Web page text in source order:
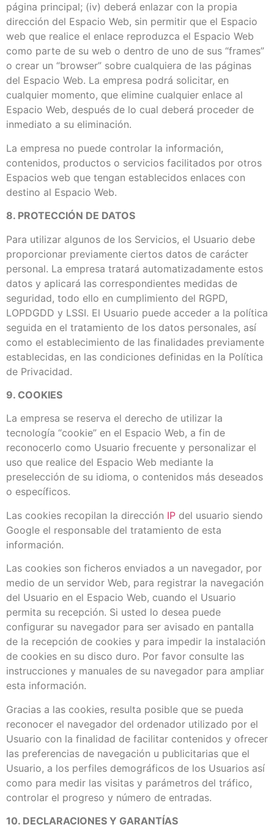
página principal; (iv) deberá enlazar con la propia
dirección del Espacio Web, sin permitir que el Espacio
web que realice el enlace reproduzca el Espacio Web
como parte de su web o dentro de uno de sus “frames”
o crear un “browser” sobre cualquiera de las páginas
del Espacio Web. La empresa podrá solicitar, en
cualquier momento, que elimine cualquier enlace al
Espacio Web, después de lo cual deberá proceder de
inmediato a su eliminación.
La empresa no puede controlar la información,
contenidos, productos o servicios facilitados por otros
Espacios web que tengan establecidos enlaces con
destino al Espacio Web.
8. PROTECCIÓN DE DATOS
Para utilizar algunos de los Servicios, el Usuario debe
proporcionar previamente ciertos datos de carácter
personal. La empresa tratará automatizadamente estos
datos y aplicará las correspondientes medidas de
seguridad, todo ello en cumplimiento del RGPD,
LOPDGDD y LSSI. El Usuario puede acceder a la política
seguida en el tratamiento de los datos personales, así
como el establecimiento de las finalidades previamente
establecidas, en las condiciones definidas en la Política
de Privacidad.
9. COOKIES
La empresa se reserva el derecho de utilizar la
tecnología “cookie” en el Espacio Web, a fin de
reconocerlo como Usuario frecuente y personalizar el
uso que realice del Espacio Web mediante la
preselección de su idioma, o contenidos más deseados
o específicos.
Las cookies recopilan la dirección IP del usuario siendo
Google el responsable del tratamiento de esta
información.
Las cookies son ficheros enviados a un navegador, por
medio de un servidor Web, para registrar la navegación
del Usuario en el Espacio Web, cuando el Usuario
permita su recepción. Si usted lo desea puede
configurar su navegador para ser avisado en pantalla
de la recepción de cookies y para impedir la instalación
de cookies en su disco duro. Por favor consulte las
instrucciones y manuales de su navegador para ampliar
esta información.
Gracias a las cookies, resulta posible que se pueda
reconocer el navegador del ordenador utilizado por el
Usuario con la finalidad de facilitar contenidos y ofrecer
las preferencias de navegación u publicitarias que el
Usuario, a los perfiles demográficos de los Usuarios así
como para medir las visitas y parámetros del tráfico,
controlar el progreso y número de entradas.
10. DECLARACIONES Y GARANTÍAS